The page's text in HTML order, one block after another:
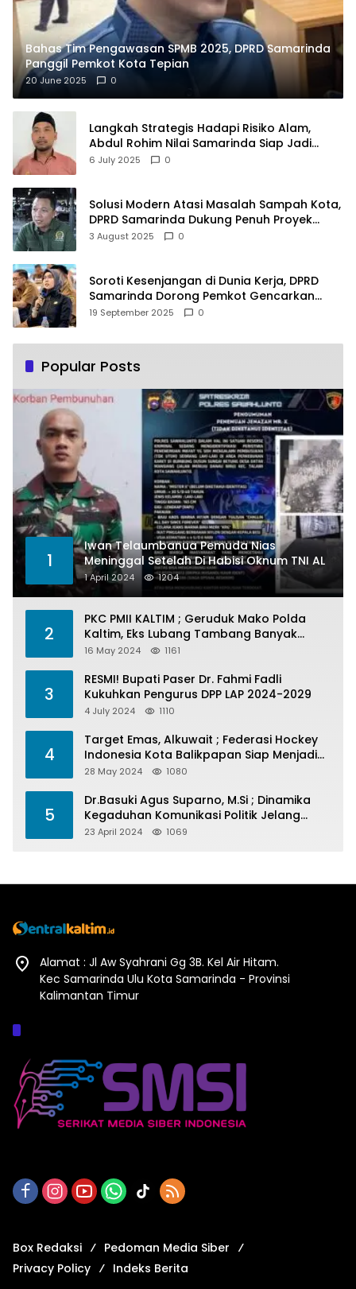
Bahas Tim Pengawasan SPMB 2025, DPRD Samarinda
Panggil Pemkot Kota Tepian
20 June 2025 0
Langkah Strategis Hadapi Risiko Alam,
Abdul Rohim Nilai Samarinda Siap Jadi
Pusat Logistik Bencana Kalimantan
6 July 2025 0
Solusi Modern Atasi Masalah Sampah Kota,
DPRD Samarinda Dukung Penuh Proyek
PLTSA
3 August 2025 0
Soroti Kesenjangan di Dunia Kerja, DPRD
Samarinda Dorong Pemkot Gencarkan
Pemberdayaan Perempuan
19 September 2025 0
Popular Posts
1
Iwan Telaumbanua Pemuda Nias
Meninggal Setelah Di Habisi Oknum TNI AL
1 April 2024 1204
2
PKC PMII KALTIM ; Geruduk Mako Polda
Kaltim, Eks Lubang Tambang Banyak
Menelan Korban
16 May 2024 1161
3
RESMI! Bupati Paser Dr. Fahmi Fadli
Kukuhkan Pengurus DPP LAP 2024-2029
4 July 2024 1110
4
Target Emas, Alkuwait ; Federasi Hockey
Indonesia Kota Balikpapan Siap Menjadi
Barometer Prestasi Di Kaltim
28 May 2024 1080
5
Dr.Basuki Agus Suparno, M.Si ; Dinamika
Kegaduhan Komunikasi Politik Jelang
Pesta Politik 2024
23 April 2024 1069
Alamat : Jl Aw Syahrani Gg 3B. Kel Air Hitam.
Kec Samarinda Ulu Kota Samarinda - Provinsi
Kalimantan Timur
Box Redaksi
Pedoman Media Siber
Privacy Policy
Indeks Berita